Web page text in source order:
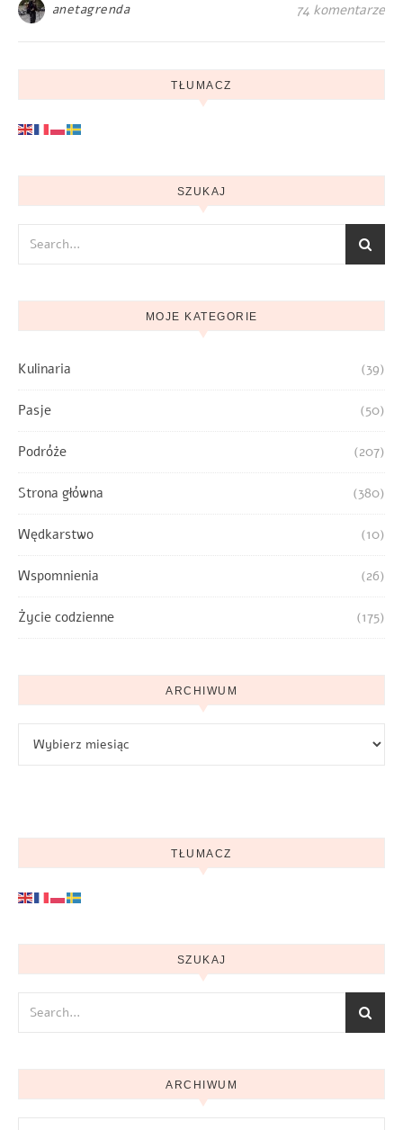
anetagrenda 74 komentarze
TŁUMACZ
SZUKAJ
MOJE KATEGORIE
Kulinaria (39)
Pasje (50)
Podróże (207)
Strona główna (380)
Wędkarstwo (10)
Wspomnienia (26)
Życie codzienne (175)
ARCHIWUM
TŁUMACZ
SZUKAJ
ARCHIWUM